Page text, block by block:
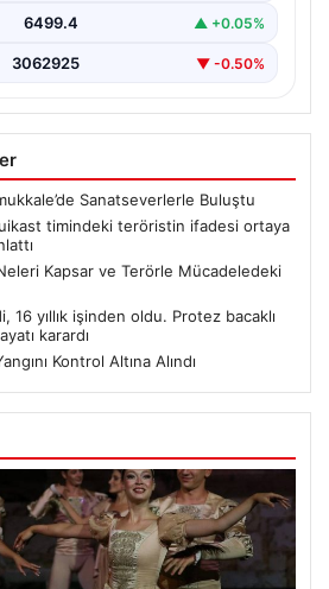
6499.4 ▲ +0.05%
3062925 ▼ -0.50%
Sanatseverlerle Buluştu
timindeki teröristin ifadesi ortaya
Kapsar ve Terörle Mücadeledeki
16 yıllık işinden oldu. Protez bacaklı
karardı
Kontrol Altına Alındı